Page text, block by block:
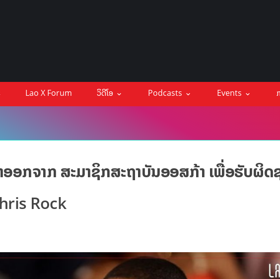
Lao X Forum ວິດີໂອ Podcasts Events
ອກຈາກ ສະມາຊິກສະຖາບັນອອສກ້າ ເພື່ອຮັບຜິດ
Rock